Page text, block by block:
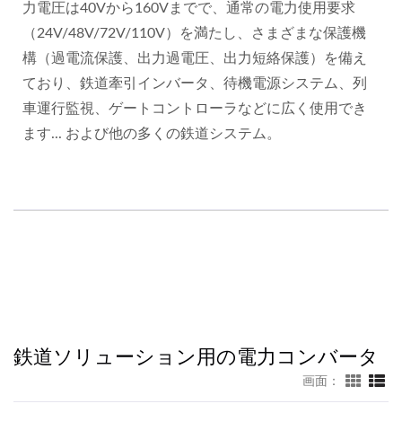
力電圧は40Vから160Vまでで、通常の電力使用要求
（24V/48V/72V/110V）を満たし、さまざまな保護機
構（過電流保護、出力過電圧、出力短絡保護）を備え
ており、鉄道牽引インバータ、待機電源システム、列
車運行監視、ゲートコントローラなどに広く使用でき
ます... および他の多くの鉄道システム。
鉄道ソリューション用の電力コンバータ
画面：